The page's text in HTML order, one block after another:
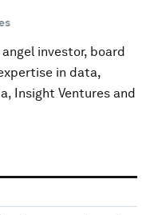
investor, board
in data,
Insight Ventures and